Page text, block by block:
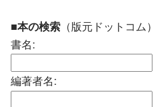
■本の検索 （版元ドットコム）
書名:
編著者名: